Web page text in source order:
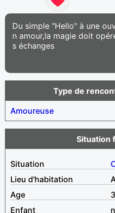
Du simple "Hello" à une
n amour,la magie doit
s échanges
Type de
Amoureuse
Situation
Situation
Lieu d'habitation
Age
Enfant